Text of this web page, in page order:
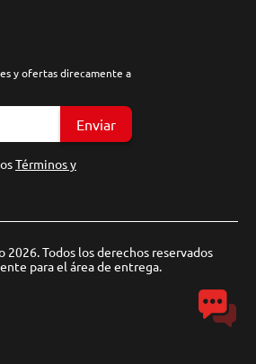
y ofertas direcamente a
Enviar
Términos y
2026. Todos los derechos reservados
para el área de entrega.